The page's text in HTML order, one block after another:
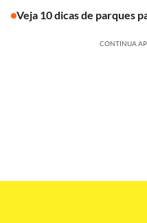
Veja 10 dicas de parques
CONTINUA